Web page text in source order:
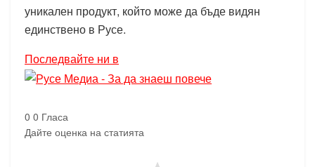
уникален продукт, който може да бъде видян
единствено в Русе.
Последвайте ни в
0 0 Гласа
Дайте оценка на статията